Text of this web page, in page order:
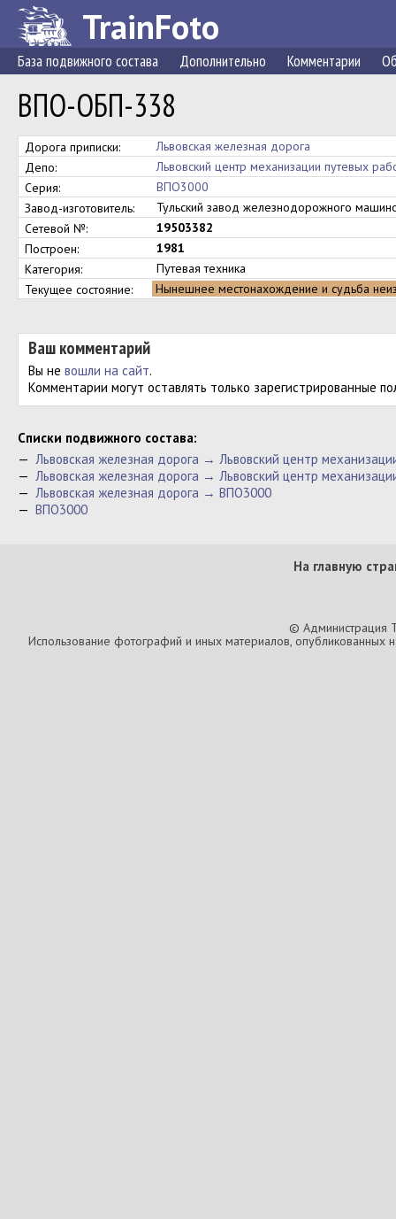
TrainFoto
База подвижного состава Дополнительно Комментарии
ВПО-ОБП-338
Дорога приписки:
Львовская железная дорога
Депо:
Львовский центр механизации путевых
Серия:
ВПО3000
Завод-изготовитель:
Тульский завод железнодорожного
Сетевой №:
19503382
Построен:
1981
Категория:
Путевая техника
Текущее состояние:
Нынешнее местонахождение и судьба
Ваш комментарий
Вы не вошли на сайт.
Комментарии могут оставлять только зарегистрированные
Cписки подвижного состава:
— Львовская железная дорога → Львовский центр
— Львовская железная дорога → Львовский центр
— Львовская железная дорога → ВПО3000
— ВПО3000
На главную
© Администрация
Использование фотографий и иных материалов, опубликованных